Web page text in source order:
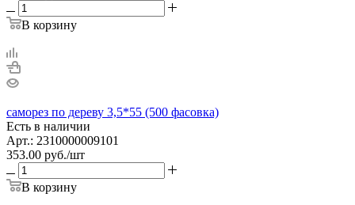
В корзину
саморез по дереву 3,5*55 (500 фасовка)
Есть в наличии
Арт.: 2310000009101
353.00 руб./шт
В корзину